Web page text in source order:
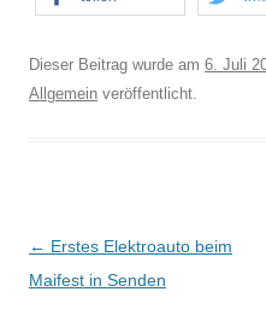
Dieser Beitrag wurde am 6. Juli
Allgemein veröffentlicht.
B
e
← Erstes Elektroauto beim
Maifest in Senden